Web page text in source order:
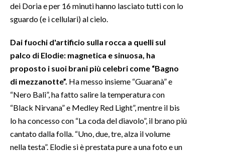
dei Doria e per 16 minuti hanno lasciato tutti con lo
sguardo (e i cellulari) al cielo.
Dai fuochi d'artificio sulla rocca a quelli sul
palco di Elodie: magnetica e sinuosa, ha
proposto i suoi brani più celebri come “Bagno
di mezzanotte”. Ha messo insieme “Guaranà” e
“Nero Bali”, ha fatto salire la temperatura con
“Black Nirvana” e Medley Red Light”, mentre il bis
lo ha concesso con “La coda del diavolo”, il brano più
cantato dalla folla. “Uno, due, tre, alza il volume
nella testa”. Elodie si è prestata pure a una foto e un